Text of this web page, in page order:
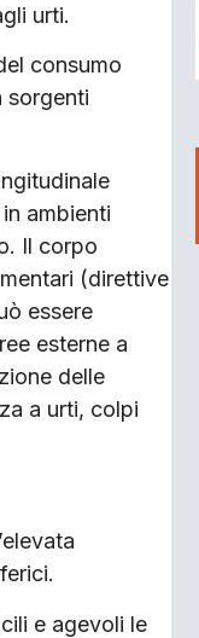
urti.
consumo
sorgenti
ambienti
Il corpo
(direttive
essere
esterne a
delle
a urti, colpi
e agevoli le